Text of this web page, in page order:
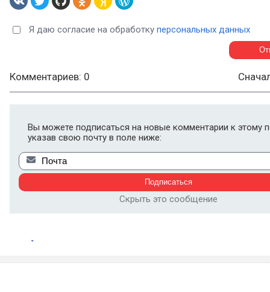
Я даю согласие на обработку персональных данных
Комментариев: 0
Вы можете подписаться на новые комментарии к этому
указав свою почту в поле ниже:
Скрыть это сообщение